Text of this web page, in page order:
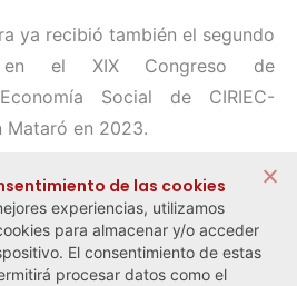
ya recibió también el segundo
en el XIX Congreso de
Social de CIRIEC-
Mataró en 2023.
de las cookies
experiencias, utilizamos
para almacenar y/o acceder
El consentimiento de estas
procesar datos como el